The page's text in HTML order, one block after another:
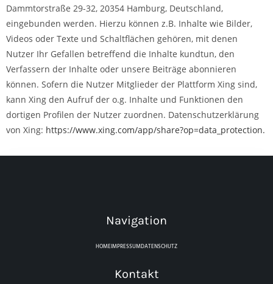
Dammtorstraße 29-32, 20354 Hamburg, Deutschland,
eingebunden werden. Hierzu können z.B. Inhalte wie Bilder,
Videos oder Texte und Schaltflächen gehören, mit denen
Nutzer Ihr Gefallen betreffend die Inhalte kundtun, den
Verfassern der Inhalte oder unsere Beiträge abonnieren
können. Sofern die Nutzer Mitglieder der Plattform Xing sind,
kann Xing den Aufruf der o.g. Inhalte und Funktionen den
dortigen Profilen der Nutzer zuordnen. Datenschutzerklärung
von Xing: https://www.xing.com/app/share?op=data_protection.
Navigation
HOMEIMPRESSUMDATENSCHUTZ
Kontakt